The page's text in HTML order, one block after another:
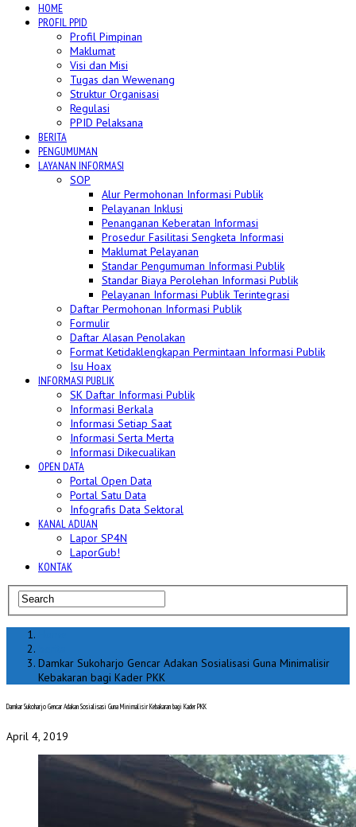
HOME
PROFIL PPID
Profil Pimpinan
Maklumat
Visi dan Misi
Tugas dan Wewenang
Struktur Organisasi
Regulasi
PPID Pelaksana
BERITA
PENGUMUMAN
LAYANAN INFORMASI
SOP
Alur Permohonan Informasi Publik
Pelayanan Inklusi
Penanganan Keberatan Informasi
Prosedur Fasilitasi Sengketa Informasi
Maklumat Pelayanan
Standar Pengumuman Informasi Publik
Standar Biaya Perolehan Informasi Publik
Pelayanan Informasi Publik Terintegrasi
Daftar Permohonan Informasi Publik
Formulir
Daftar Alasan Penolakan
Format Ketidaklengkapan Permintaan Informasi Publik
Isu Hoax
INFORMASI PUBLIK
SK Daftar Informasi Publik
Informasi Berkala
Informasi Setiap Saat
Informasi Serta Merta
Informasi Dikecualikan
OPEN DATA
Portal Open Data
Portal Satu Data
Infografis Data Sektoral
KANAL ADUAN
Lapor SP4N
LaporGub!
KONTAK
Damkar Sukoharjo Gencar Adakan Sosialisasi Guna Minimalisir
Kebakaran bagi Kader PKK
Damkar Sukoharjo Gencar Adakan Sosialisasi Guna Minimalisir Kebakaran bagi Kader PKK
April 4, 2019